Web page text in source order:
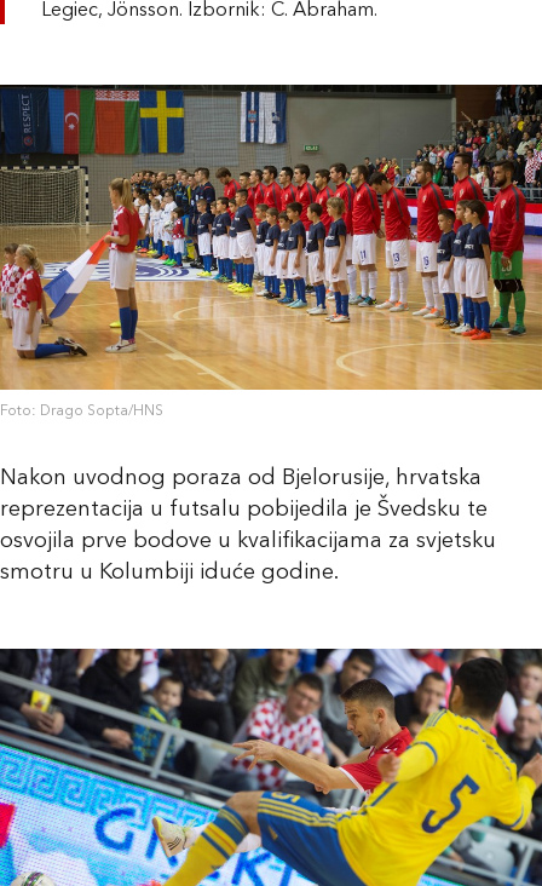
Legiec, Jönsson. Izbornik: C. Abraham.
Foto: Drago Sopta/HNS
Nakon uvodnog poraza od Bjelorusije, hrvatska
reprezentacija u futsalu pobijedila je Švedsku te
osvojila prve bodove u kvalifikacijama za svjetsku
smotru u Kolumbiji iduće godine.